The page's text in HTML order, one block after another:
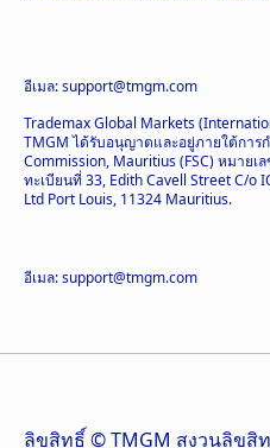
อีเมล: support@tmgm.com
Trademax Global Markets
TMGM ได้รับอนุญาตและอยู่ภายใต้การ
Commission, Mauritius (FSC) หมาย
ทะเบียนที่ 33, Edith Cavell Street C/o
Ltd Port Louis, 11324 Mauritius.
อีเมล: support@tmgm.com
ลิขสิทธิ์ © TMGM สงวนลิขสิ